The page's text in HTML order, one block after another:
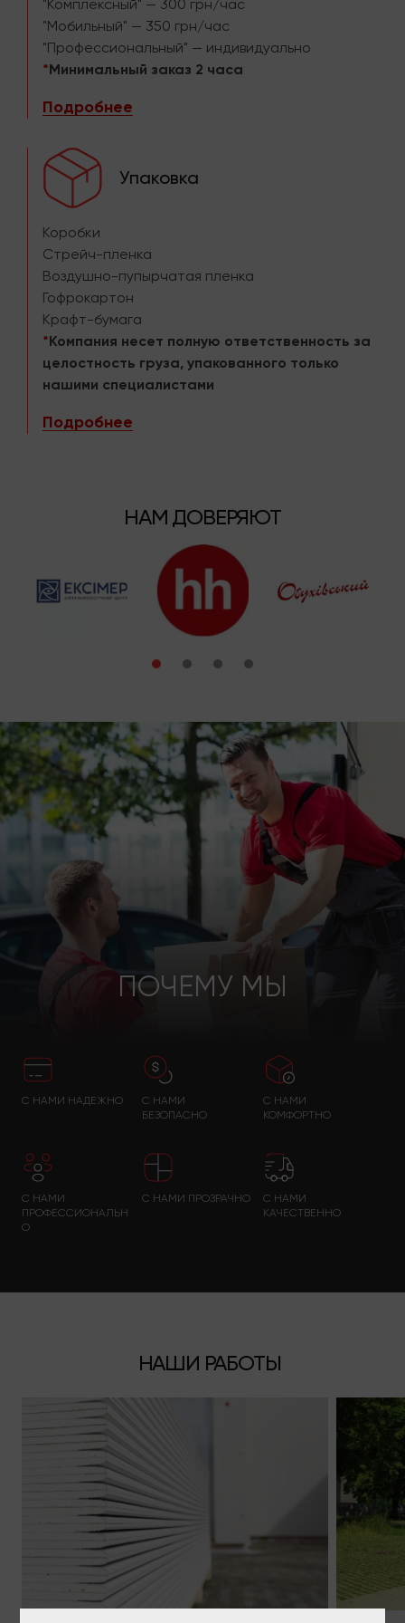
"Комплексный" — 300 грн/час
"Мобильный" — 350 грн/час
"Профессиональный" — индивидуально
*Минимальный заказ 2 часа
Подробнее
Упаковка
Коробки
Стрейч-пленка
Воздушно-пупырчатая пленка
Гофрокартон
Крафт-бумага
*Компания несет полную ответственность за
целостность груза, упакованного только
нашими специалистами
Подробнее
НАМ ДОВЕРЯЮТ
ПОЧЕМУ МЫ
С НАМИ НАДЕЖНО
С НАМИ
БЕЗОПАСНО
С НАМИ
КОМФОРТНО
С НАМИ
ПРОФЕССИОНАЛЬН
О
С НАМИ ПРОЗРАЧНО
С НАМИ
КАЧЕСТВЕННО
НАШИ РАБОТЫ